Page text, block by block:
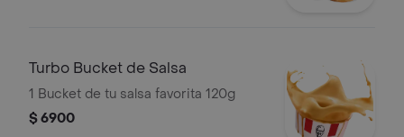
Turbo Bucket de Salsa
1 Bucket de tu salsa favorita 120g
$ 6900